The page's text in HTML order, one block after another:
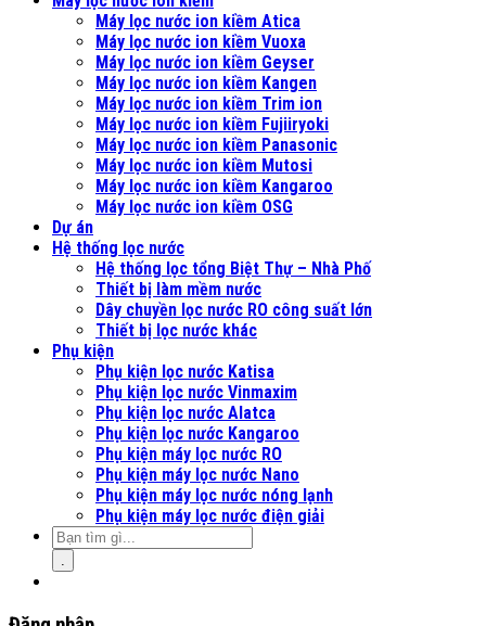
Máy lọc nước ion kiềm Atica
Máy lọc nước ion kiềm Vuoxa
Máy lọc nước ion kiềm Geyser
Máy lọc nước ion kiềm Kangen
Máy lọc nước ion kiềm Trim ion
Máy lọc nước ion kiềm Fujiiryoki
Máy lọc nước ion kiềm Panasonic
Máy lọc nước ion kiềm Mutosi
Máy lọc nước ion kiềm Kangaroo
Máy lọc nước ion kiềm OSG
Dự án
Hệ thống lọc nước
Hệ thống lọc tổng Biệt Thự – Nhà Phố
Thiết bị làm mềm nước
Dây chuyền lọc nước RO công suất lớn
Thiết bị lọc nước khác
Phụ kiện
Phụ kiện lọc nước Katisa
Phụ kiện lọc nước Vinmaxim
Phụ kiện lọc nước Alatca
Phụ kiện lọc nước Kangaroo
Phụ kiện máy lọc nước RO
Phụ kiện máy lọc nước Nano
Phụ kiện máy lọc nước nóng lạnh
Phụ kiện máy lọc nước điện giải
.